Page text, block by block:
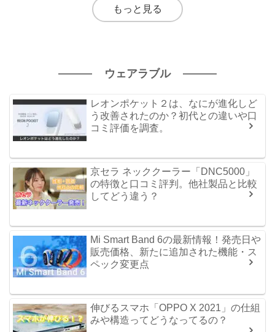
もっと見る
ウェアラブル
レオンポケット２は、なにが進化しど
う改善されたのか？初代との違いや口
コミ評価を調査。
京セラ ネッククーラー「DNC5000」
の特徴と口コミ評判。他社製品と比較
してどう違う？
Mi Smart Band 6の最新情報！発売日や
販売価格、新たに追加された機能・ス
ペック変更点
伸びるスマホ「OPPO X 2021」の仕組
みや構造ってどうなってるの？